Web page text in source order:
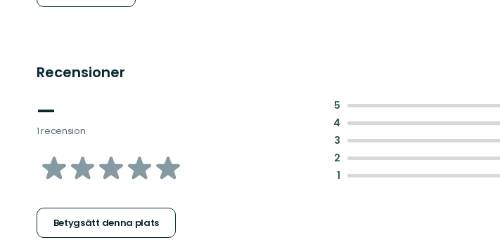
Recensioner
—
1 recension
av
stjärnor
Betygsätt denna plats
5
4
3
2
1